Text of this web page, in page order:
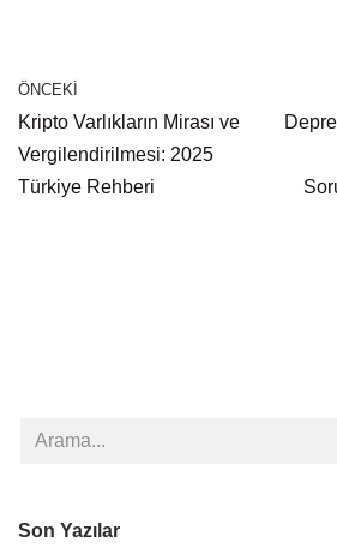
ÖNCEKI
Kripto Varlıkların Mirası ve
Vergilendirilmesi: 2025
Türkiye Rehberi
Son Yazılar